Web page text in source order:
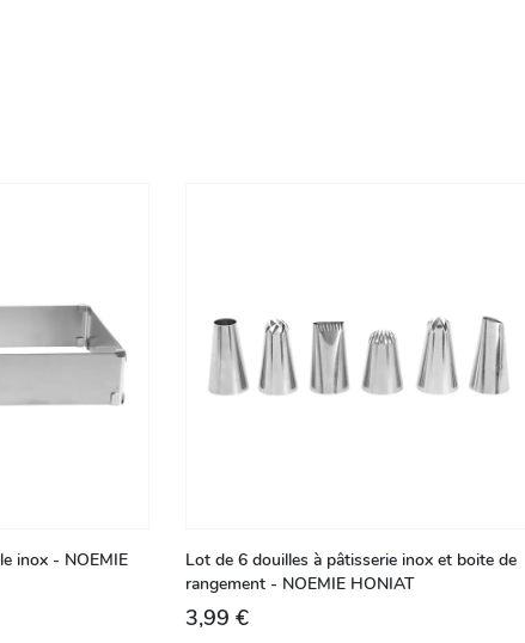
inox - NOEMIE
Lot de 6 douilles à pâtisserie inox et boite de
rangement - NOEMIE HONIAT
3,99 €